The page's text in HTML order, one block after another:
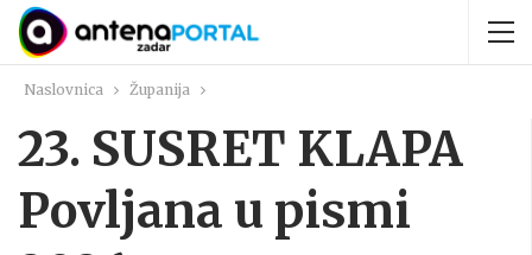
Naslovnica Županija
23. SUSRET KLAPA
Povljana u pismi